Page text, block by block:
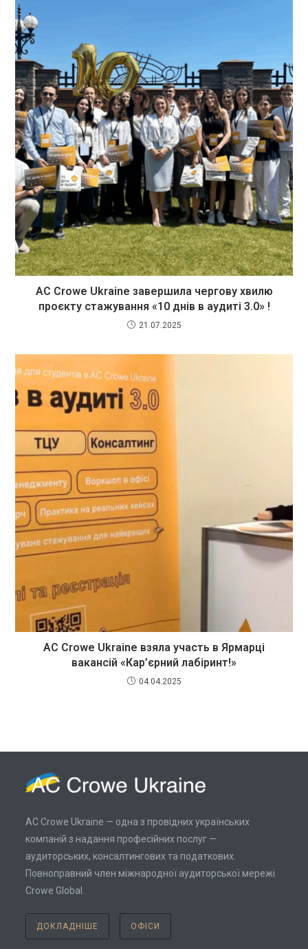
AC Crowe Ukraine завершила чергову хвилю
проєкту стажування «10 днів в аудиті 3.0» !
21.07.2025
AC Crowe Ukraine взяла участь в Ярмарці
вакансій «Кар’єрний лабіринт!»
04.04.2025
AC Crowe Ukraine — одна з провідних українських
компаній з надання професійних послуг —
аудиторських, консалтингових та податкових.
Повноправний член міжнародної аудиторської мережі
Crowe Global.
ДОКЛАДНІШЕ ОФІСИ